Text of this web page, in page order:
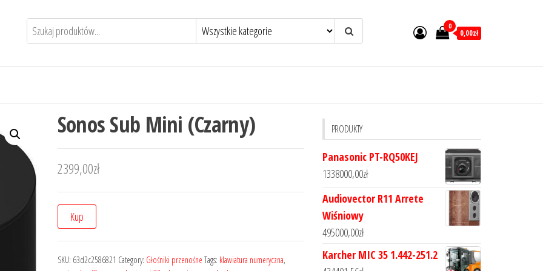
0
0,00zł
Sonos Sub Mini (Czarny)
2399,00zł
Kup
SKU: 63d2c2586821 Category: Głośniki przenośne Tags: klawiatura numeryczna,
PRODUKTY
Panasonic PT-RQ50KEJ
1338000,00zł
Audiovector R11 Arrete
Wiśniowy
495000,00zł
Karcher MIC 35 1.442-251.2